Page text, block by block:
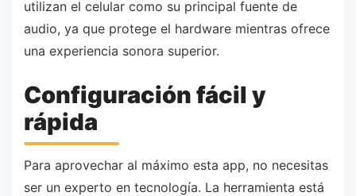
utilizan el celular como su principal fuente de
audio, ya que protege el hardware mientras ofrece
una experiencia sonora superior.
Configuración fácil y
rápida
Para aprovechar al máximo esta app, no necesitas
ser un experto en tecnología. La herramienta está